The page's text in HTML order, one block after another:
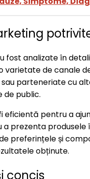
fost analizate în
varietate de canale
sau parteneriate cu
de public.
eficientă pentru a
a prezenta
preferințele și
obținute.
concis